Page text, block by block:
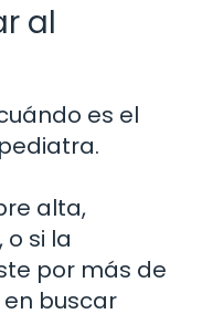
al
es el
alta,
si la
por más de
buscar